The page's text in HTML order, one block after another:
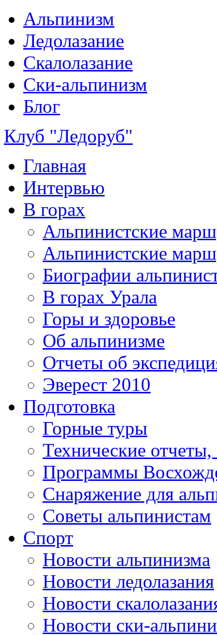
Альпинизм
Ледолазание
Скалолазание
Ски-альпинизм
Блог
Клуб "Ледоруб"
Главная
Интервью
В горах
Альпинистские
Альпинистские
Биографии
В горах Урала
Горы и здоровье
Об альпинизме
Отчеты об
Эверест 2010
Подготовка
Горные туры
Технические
Программы
Снаряжение для
Советы альпинистам
Спорт
Новости альпинизма
Новости ледолазания
Новости
Новости ски-